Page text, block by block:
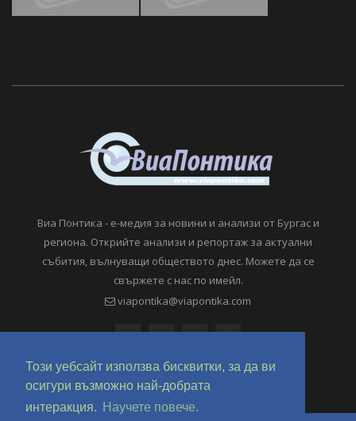
Този уебсайт използва бисквитки, за да ви
осигури възможно най-добрата
интеракция.
Научете повече.
Виа Понтика - е-медия за новини и анализи от Бургас и
региона. Открийте анализи и репортаж за актуални
събития, вълнуващи обществото днес. Можете да се
свържете с нас по имейл.
viapontika@viapontika.com